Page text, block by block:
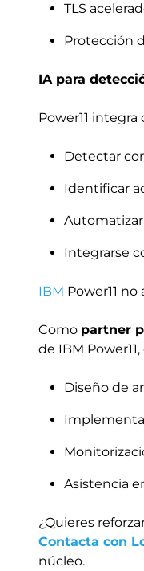
TLS
Protección
IA para
Power11
Detectar
Identificar
Integrarse
IBM Power11
Como partner
de IBM
Diseño de
Asistencia
¿Quieres
Contacta con
núcleo.